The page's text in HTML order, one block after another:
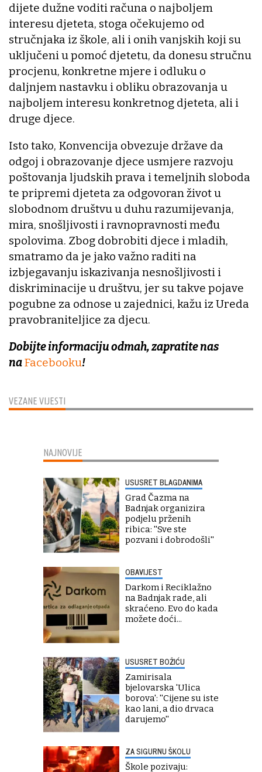
VEZANE VIJESTI
dijete dužne voditi računa o najboljem
interesu djeteta, stoga očekujemo od
stručnjaka iz škole, ali i onih vanjskih koji su
uključeni u pomoć djetetu, da donesu stručnu
procjenu, konkretne mjere i odluku o
daljnjem nastavku i obliku obrazovanja u
najboljem interesu konkretnog djeteta, ali i
druge djece.
Isto tako, Konvencija obvezuje države da
odgoj i obrazovanje djece usmjere razvoju
poštovanja ljudskih prava i temeljnih sloboda
te pripremi djeteta za odgovoran život u
slobodnom društvu u duhu razumijevanja,
mira, snošljivosti i ravnopravnosti među
spolovima. Zbog dobrobiti djece i mladih,
smatramo da je jako važno raditi na
izbjegavanju iskazivanja nesnošljivosti i
diskriminacije u društvu, jer su takve pojave
pogubne za odnose u zajednici, kažu iz Ureda
pravobraniteljice za djecu.
Dobijte informaciju odmah, zapratite nas
naFacebooku!
NAJNOVIJE
USUSRET BLAGDANIMA
Grad Čazma na
Badnjak organizira
podjelu prženih
ribica: ''Sve ste
pozvani i dobrodošli''
OBAVIJEST
Darkom i Reciklažno
na Badnjak rade, ali
skraćeno. Evo do kada
možete doći...
USUSRET BOŽIĆU
Zamirisala
bjelovarska 'Ulica
borova': ''Cijene su iste
kao lani, a dio drvaca
darujemo''
ZA SIGURNU ŠKOLU
Škole pozivaju: